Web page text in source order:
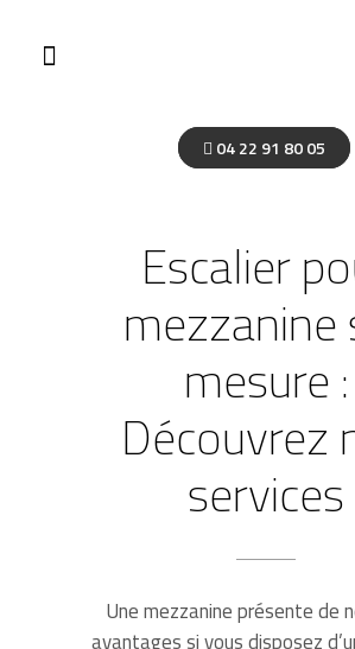
04 22 91 80 05
Escalier
mezzanine
mesure :
Découvrez
services
Une mezzanine présente de
avantages si vous disposez